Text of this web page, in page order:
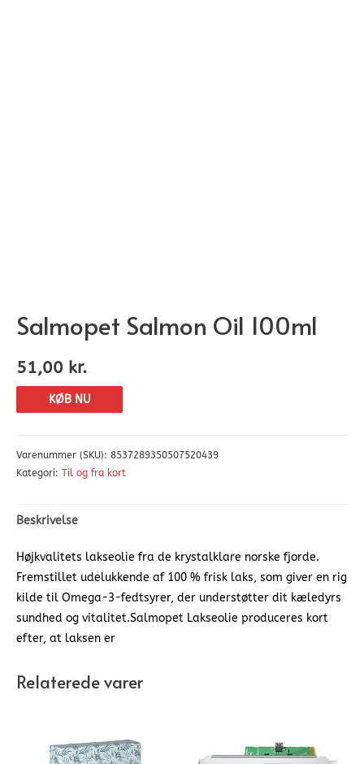
Salmopet Salmon Oil 100ml
51,00 kr.
KØB NU
Varenummer (SKU): 8537289350507520439
Kategori: Til og fra kort
Beskrivelse
Højkvalitets lakseolie fra de krystalklare norske fjorde.
Fremstillet udelukkende af 100 % frisk laks, som giver en rig
kilde til Omega-3-fedtsyrer, der understøtter dit kæledyrs
sundhed og vitalitet.Salmopet Lakseolie produceres kort
efter, at laksen er
Relaterede varer